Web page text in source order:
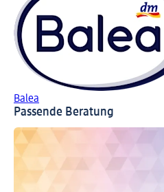
Balea
Passende Beratung